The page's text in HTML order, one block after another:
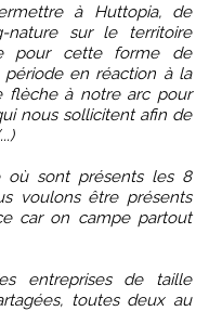
à Huttopia, de
nature sur le territoire
pour cette forme de
en réaction à la
flèche à notre arc pour
nous sollicitent afin de
où sont présents les 8
voulons être présents
car on campe partout
entreprises de taille
toutes deux au